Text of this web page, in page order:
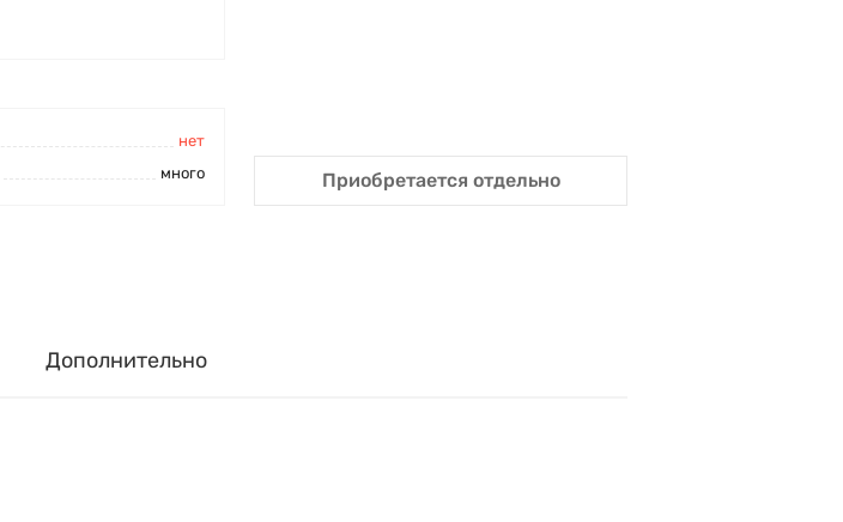
нет
много Приобретается отдельно
Дополнительно